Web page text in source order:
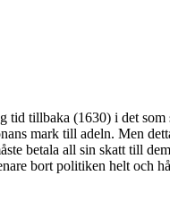
tid tillbaka (1630) i det
mark till adeln. Men
betala all sin skatt till
bort politiken helt och